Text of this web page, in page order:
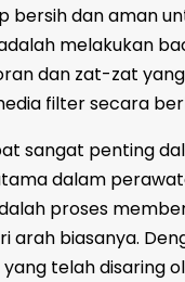
bersih dan aman
melakukan
dan zat-zat
filter secara
sangat penting
dalam
proses
arah biasanya.
telah disaring